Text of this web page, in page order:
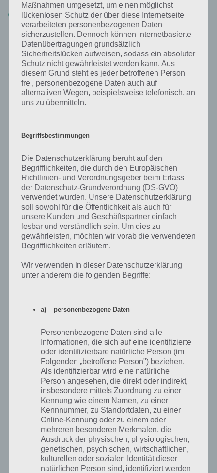
Seite 30 Lösung: 63
Und abschließend noch einmal Blöcke zählen. Orientiere dich
wieder rechts. Letztlich kommt man auf 63 Blöcke.
Auf der nächsten Seite geht es dann mit der Lösung der Seiten 31 bis
40 weiter. Nun wird es wieder einen Tick einfacher, nachdem die
letzten Level doch ziemlich schwer waren.
Auf WhatsApp teilen Teilen auf Facebook
Tweet auf Twitter
Mehr Artikel hier auf Touchportal
KOMMENTARE
neuste
Kajo 23.06.2020 19:12
Maßnahmen umgesetzt, um einen möglichst
lückenlosen Schutz der über diese Internetseite
verarbeiteten personenbezogenen Daten
sicherzustellen. Dennoch können Internetbasierte
Datenübertragungen grundsätzlich
Sicherheitslücken aufweisen, sodass ein absoluter
Schutz nicht gewährleistet werden kann. Aus
diesem Grund steht es jeder betroffenen Person
frei, personenbezogene Daten auch auf
alternativen Wegen, beispielsweise telefonisch, an
uns zu übermitteln.
Begriffsbestimmungen
Die Datenschutzerklärung beruht auf den
Begrifflichkeiten, die durch den Europäischen
Richtlinien- und Verordnungsgeber beim Erlass
der Datenschutz-Grundverordnung (DS-GVO)
verwendet wurden. Unsere Datenschutzerklärung
soll sowohl für die Öffentlichkeit als auch für
unsere Kunden und Geschäftspartner einfach
lesbar und verständlich sein. Um dies zu
gewährleisten, möchten wir vorab die verwendeten
Begrifflichkeiten erläutern.
Wir verwenden in dieser Datenschutzerklärung
unter anderem die folgenden Begriffe:
a) personenbezogene Daten
Personenbezogene Daten sind alle
Informationen, die sich auf eine identifizierte
oder identifizierbare natürliche Person (im
Folgenden „betroffene Person") beziehen.
Als identifizierbar wird eine natürliche
Person angesehen, die direkt oder indirekt,
insbesondere mittels Zuordnung zu einer
Kennung wie einem Namen, zu einer
Kennnummer, zu Standortdaten, zu einer
Online-Kennung oder zu einem oder
mehreren besonderen Merkmalen, die
Ausdruck der physischen, physiologischen,
genetischen, psychischen, wirtschaftlichen,
kulturellen oder sozialen Identität dieser
natürlichen Person sind, identifiziert werden